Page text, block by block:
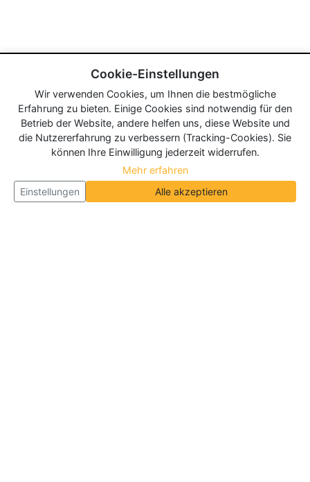
Cookie-Einstellungen
Wir verwenden Cookies, um Ihnen die bestmögliche
Erfahrung zu bieten. Einige Cookies sind notwendig für den
Betrieb der Website, andere helfen uns, diese Website und
die Nutzererfahrung zu verbessern (Tracking-Cookies). Sie
können Ihre Einwilligung jederzeit widerrufen.
Mehr erfahren
Einstellungen
Alle akzeptieren